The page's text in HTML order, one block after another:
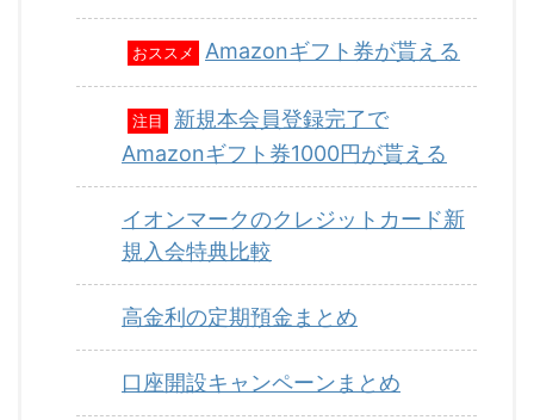
おススメ Amazonギフト券が貰える
注目
新規本会員登録完了で
Amazonギフト券1000円が貰える
イオンマークのクレジットカード新
規入会特典比較
高金利の定期預金まとめ
口座開設キャンペーンまとめ